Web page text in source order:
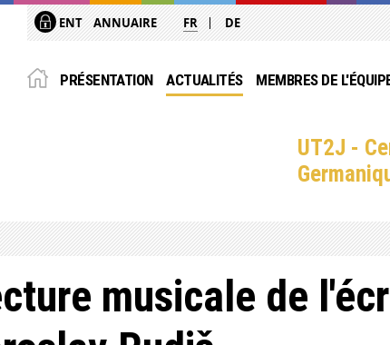
ENT ANNUAIRE FR DE
PRÉSENTATION ACTUALITÉS MEMBRES DE
UT2J -
musicale de